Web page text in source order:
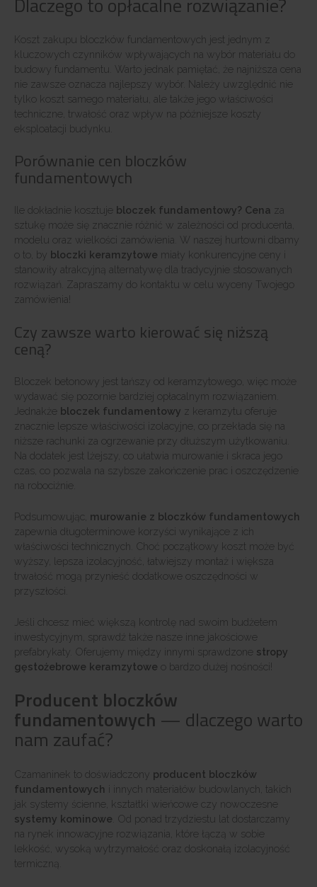
Koszt zakupu bloczków fundamentowych jest jednym z
kluczowych czynników wpływających na wybór materiału do
budowy fundamentu. Warto jednak pamiętać, że najniższa cena
nie zawsze oznacza najlepszy wybór. Należy uwzględnić nie
tylko koszt samego materiału, ale także jego właściwości
techniczne, trwałość oraz wpływ na późniejsze koszty
eksploatacji budynku.
Porównanie cen bloczków
fundamentowych
Ile dokładnie kosztuje bloczek fundamentowy? Cena za
sztukę może się znacznie różnić w zależności od producenta,
modelu oraz wielkości zamówienia. W naszej hurtowni dbamy
o to, by
bloczki keramzytowe miały konkurencyjne ceny i
stanowiły atrakcyjną alternatywę dla tradycyjnie stosowanych
rozwiązań. Zapraszamy do kontaktu w celu wyceny Twojego
zamówienia!
Czy zawsze warto kierować się niższą
ceną?
Bloczek betonowy jest tańszy od keramzytowego, więc może
wydawać się pozornie bardziej opłacalnym rozwiązaniem.
Jednakże bloczek fundamentowy z keramzytu oferuje
znacznie lepsze właściwości izolacyjne, co przekłada się na
niższe rachunki za ogrzewanie przy dłuższym użytkowaniu.
Na dodatek jest lżejszy, co ułatwia murowanie i skraca jego
czas, co pozwala na szybsze zakończenie prac i oszczędzenie
na robociźnie.
Podsumowując, murowanie z bloczków fundamentowych
zapewnia długoterminowe korzyści wynikające z ich
właściwości technicznych. Choć początkowy koszt może być
wyższy, lepsza izolacyjność, łatwiejszy montaż i większa
trwałość mogą przynieść dodatkowe oszczędności w
przyszłości.
Jeśli chcesz mieć większą kontrolę nad swoim budżetem
inwestycyjnym, sprawdź także nasze inne jakościowe
prefabrykaty. Oferujemy między innymi sprawdzone stropy
gęstożebrowe keramzytowe o bardzo dużej nośności!
Producent bloczków
fundamentowych — dlaczego warto
nam zaufać?
Czamaninek to doświadczony producent bloczków
fundamentowych i innych materiałów budowlanych, takich
jak systemy ścienne, kształtki wieńcowe czy nowoczesne
systemy kominowe . Od ponad trzydziestu lat dostarczamy
na rynek innowacyjne rozwiązania, które łączą w sobie
lekkość, wysoką wytrzymałość oraz doskonałą izolacyjność
termiczną.